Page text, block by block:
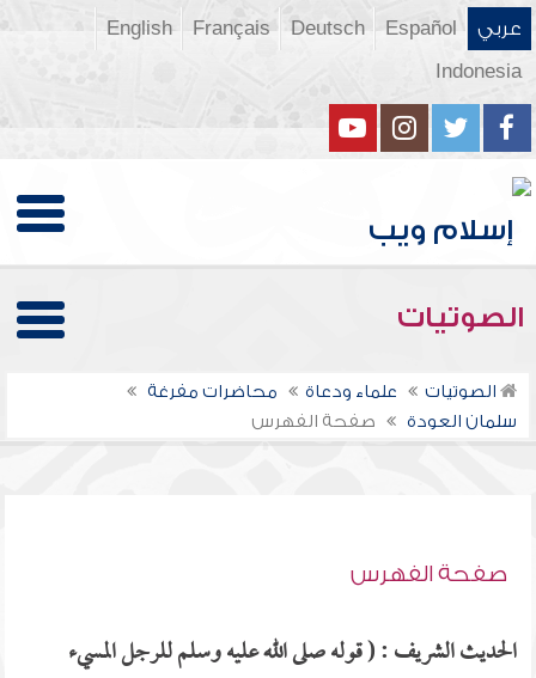
عربي Español
Deutsch
Français
English
Indonesia
الصوتيات
الصوتيات علماء ودعاة
محاضرات مفرغة
سلمان العودة
صفحة الفهرس
صفحة الفهرس
الحديث الشريف : ( قوله صلى الله عليه وسلم للرجل المسيء